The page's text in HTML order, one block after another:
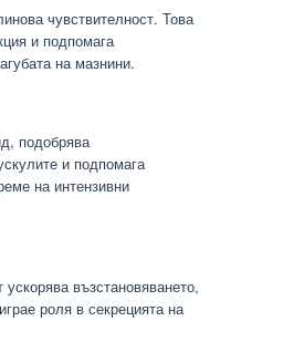
чувствителност. Това
и подпомага
на мазнини.
подобрява
и подпомага
на интензивни
възстановяването,
роля в секрецията на